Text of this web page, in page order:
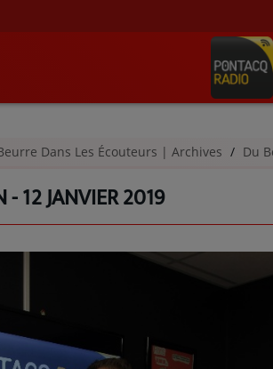
Dans Les Écouteurs | Archives Du
- 12 JANVIER 2019